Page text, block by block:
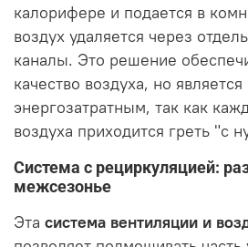
калорифере и подается в
воздух удаляется через
каналы. Это решение
качество воздуха, но
энергозатратным, так как
воздуха приходится греть "с
Система с рециркуляцией:
межсезонье
Эта система вентиляции и